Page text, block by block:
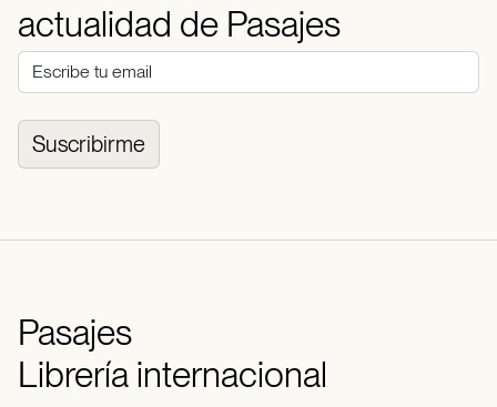
actualidad de Pasajes
Suscribirme
Pasajes
Librería internacional